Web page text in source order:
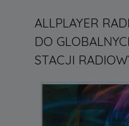
ALLPLAYER
DO
STACJI